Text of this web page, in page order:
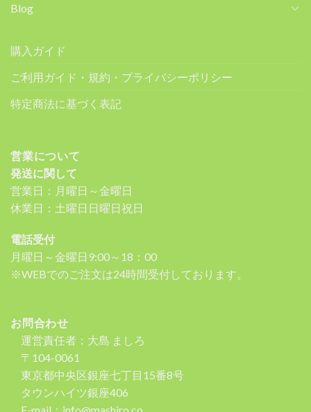
Blog
購入ガイド
ご利用ガイド・規約・プライバシーポリシー
特定商法に基づく表記
営業について
発送に関して
営業日：月曜日～金曜日
休業日：土曜日日曜日祝日
電話受付
月曜日～金曜日9:00～18：00
※WEBでのご注文は24時間受付しております。
お問合わせ
運営責任者：大島 ましろ
〒104-0061
東京都中央区銀座七丁目15番8号
タウンハイツ銀座406